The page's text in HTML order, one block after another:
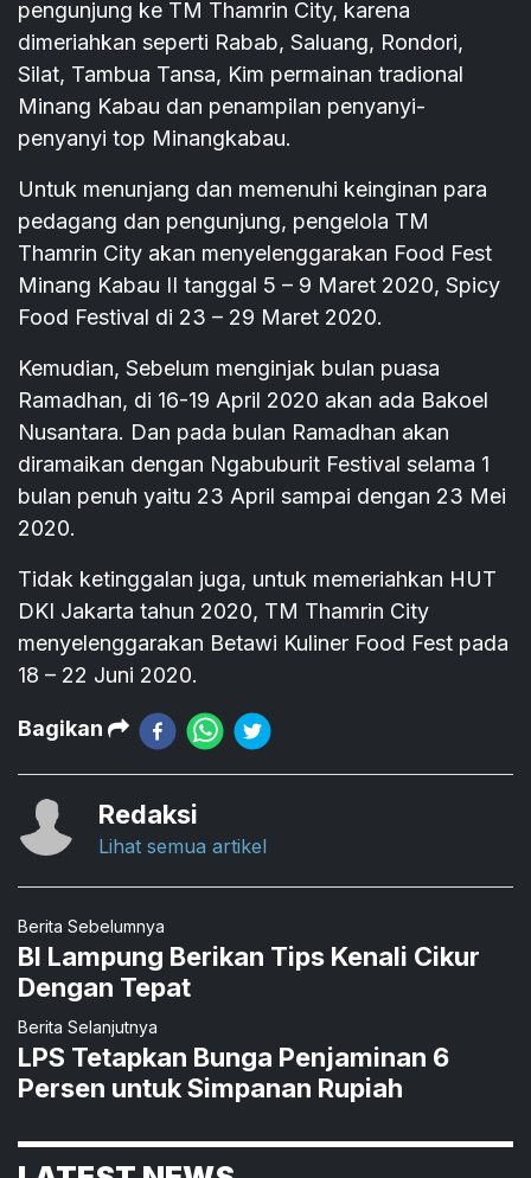
pengunjung ke TM Thamrin City, karena
dimeriahkan seperti Rabab, Saluang, Rondori,
Silat, Tambua Tansa, Kim permainan tradional
Minang Kabau dan penampilan penyanyi-
penyanyi top Minangkabau.
Untuk menunjang dan memenuhi keinginan para
pedagang dan pengunjung, pengelola TM
Thamrin City akan menyelenggarakan Food Fest
Minang Kabau II tanggal 5 – 9 Maret 2020, Spicy
Food Festival di 23 – 29 Maret 2020.
Kemudian, Sebelum menginjak bulan puasa
Ramadhan, di 16-19 April 2020 akan ada Bakoel
Nusantara. Dan pada bulan Ramadhan akan
diramaikan dengan Ngabuburit Festival selama 1
bulan penuh yaitu 23 April sampai dengan 23 Mei
2020.
Tidak ketinggalan juga, untuk memeriahkan HUT
DKI Jakarta tahun 2020, TM Thamrin City
menyelenggarakan Betawi Kuliner Food Fest pada
18 – 22 Juni 2020.
Bagikan
Redaksi
Lihat semua artikel
Berita Sebelumnya
BI Lampung Berikan Tips Kenali Cikur
Dengan Tepat
Berita Selanjutnya
LPS Tetapkan Bunga Penjaminan 6
Persen untuk Simpanan Rupiah